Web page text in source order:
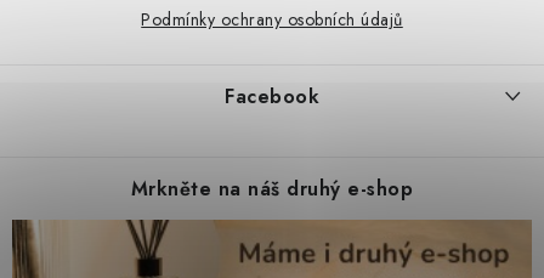
Podmínky ochrany osobních údajů
Facebook
Mrkněte na náš druhý e-shop